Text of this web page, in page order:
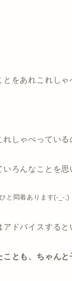
をあれこれしゃ
しゃべっている
ろんなことを
と悶着あります(-_-;)
ドバイスすると
とも、ちゃんと